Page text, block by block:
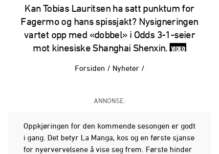
Kan Tobias Lauritsen ha satt punktum for
Fagermo og hans spissjakt? Nysigneringen
vartet opp med «dobbel» i Odds 3-1-seier
mot kinesiske Shanghai Shenxin. VIDEO
Forsiden / Nyheter /
ANNONSE:
Oppkjøringen for den kommende sesongen er godt
i gang. Det betyr La Manga, kos og en første sjanse
for nyervervelsene å vise seg frem. Første hinder